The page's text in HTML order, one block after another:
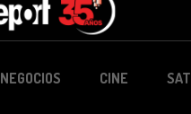
NEGOCIOS CINE